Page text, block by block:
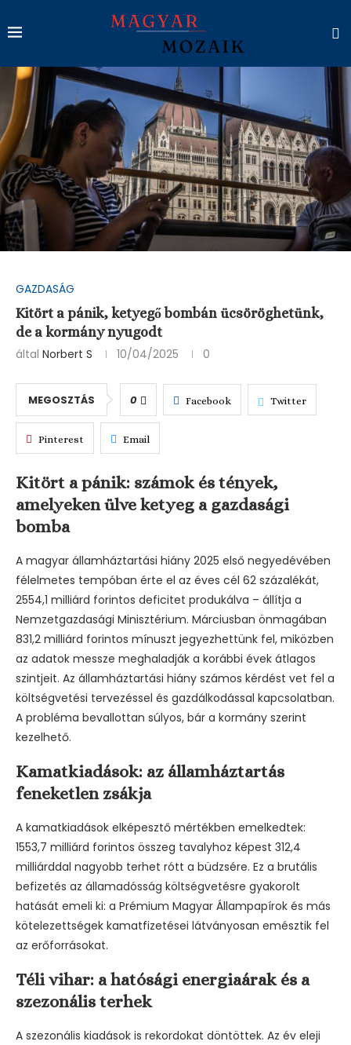
GAZDASÁG
Kitört a pánik, ketyegő bombán ücsöröghetünk,
de a kormány nyugodt
által Norbert S 10/04/2025 0
MEGOSZTÁS 0 Facebook Twitter
Pinterest Email
Kitört a pánik: számok és tények,
amelyeken ülve ketyeg a gazdasági
bomba
A magyar államháztartási hiány 2025 első negyedévében
félelmetes tempóban érte el az éves cél 62 százalékát,
2554,1 milliárd forintos deficitet produkálva – állítja a
Nemzetgazdasági Minisztérium. Márciusban önmagában
831,2 milliárd forintos mínuszt jegyezhettünk fel, miközben
az adatok messze meghaladják a korábbi évek átlagos
szintjeit. Az államháztartási hiány számos kérdést vet fel a
költségvetési tervezéssel és gazdálkodással kapcsolatban.
A probléma bevallottan súlyos, bár a kormány szerint
kezelhető.
Kamatkiadások: az államháztartás
feneketlen zsákja
A kamatkiadások elképesztő mértékben emelkedtek:
1553,7 milliárd forintos összeg tavalyhoz képest 312,4
milliárddal nagyobb terhet rótt a büdzsére. Ez a brutális
befizetés az államadósság költségvetésre gyakorolt
hatását emeli ki: a Prémium Magyar Állampapírok és más
kötelezettségek kamatfizetései látványosan emésztik fel
az erőforrásokat.
Téli vihar: a hatósági energiaárak és a
szezonális terhek
A szezonális kiadások is rekordokat döntöttek. Az év eleji